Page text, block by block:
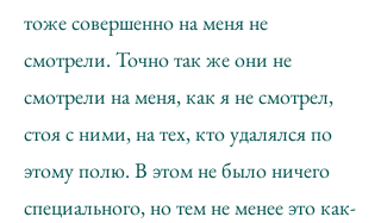
тоже совершенно на меня не
смотрели. Точно так же они не
смотрели на меня, как я не смотрел,
стоя с ними, на тех, кто удалялся по
этому полю. В этом не было ничего
специального, но тем не менее это как-